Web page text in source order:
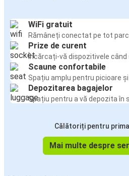
WiFi gratuit
Rămâneți conectat pe tot
Prize de curent
Încărcați-vă dispozitivele
Scaune confortabile
Spațiu amplu pentru picioare
Depozitarea bagajelor
Spațiu pentru a vă depozita în
Călătoriți pentru
Mai multe despre